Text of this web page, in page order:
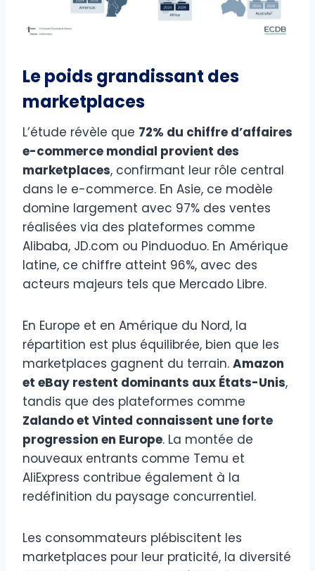
Le poids grandissant des
marketplaces
L’étude révèle que 72% du chiffre d’affaires
e-commerce mondial provient des
marketplaces, confirmant leur rôle central
dans le e-commerce. En Asie, ce modèle
domine largement avec 97% des ventes
réalisées via des plateformes comme
Alibaba, JD.com ou Pinduoduo. En Amérique
latine, ce chiffre atteint 96%, avec des
acteurs majeurs tels que Mercado Libre.
En Europe et en Amérique du Nord, la
répartition est plus équilibrée, bien que les
marketplaces gagnent du terrain. Amazon
et eBay restent dominants aux États-Unis,
tandis que des plateformes comme
Zalando et Vinted connaissent une forte
progression en Europe. La montée de
nouveaux entrants comme Temu et
AliExpress contribue également à la
redéfinition du paysage concurrentiel.
Les consommateurs plébiscitent les
marketplaces pour leur praticité, la diversité